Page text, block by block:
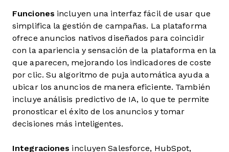
Funciones incluyen una interfaz fácil de usar que
simplifica la gestión de campañas. La plataforma
ofrece anuncios nativos diseñados para coincidir
con la apariencia y sensación de la plataforma en la
que aparecen, mejorando los indicadores de coste
por clic. Su algoritmo de puja automática ayuda a
ubicar los anuncios de manera eficiente. También
incluye análisis predictivo de IA, lo que te permite
pronosticar el éxito de los anuncios y tomar
decisiones más inteligentes.
Integraciones incluyen Salesforce, HubSpot,